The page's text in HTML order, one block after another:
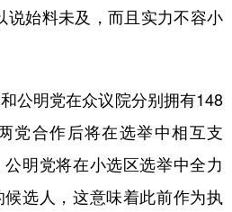
说始料未及，而且实力不容小
明党在众议院分别拥有148
党合作后将在选举中相互支
明党将在小选区选举中全力
选人，这意味着此前作为执